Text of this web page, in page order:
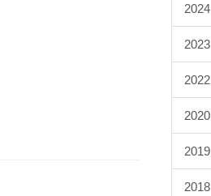
2024
2023
2022
2020
2019
2018